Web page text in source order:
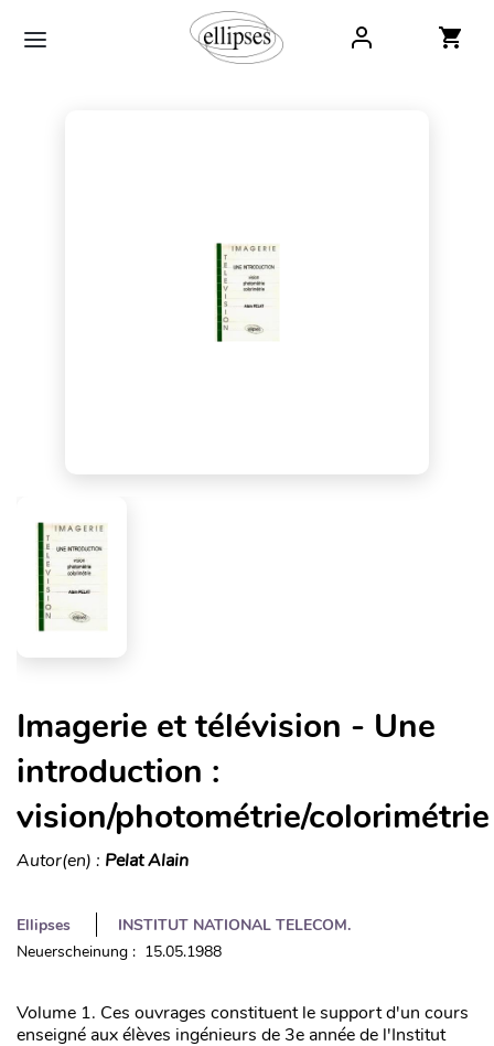
Imagerie et télévision - Une
introduction :
vision/photométrie/colorimétrie
Autor(en) : Pelat Alain
Ellipses
INSTITUT NATIONAL TELECOM.
Neuerscheinung : 15.05.1988
Volume 1. Ces ouvrages constituent le support d'un cours
enseigné aux élèves ingénieurs de 3e année de l'Institut